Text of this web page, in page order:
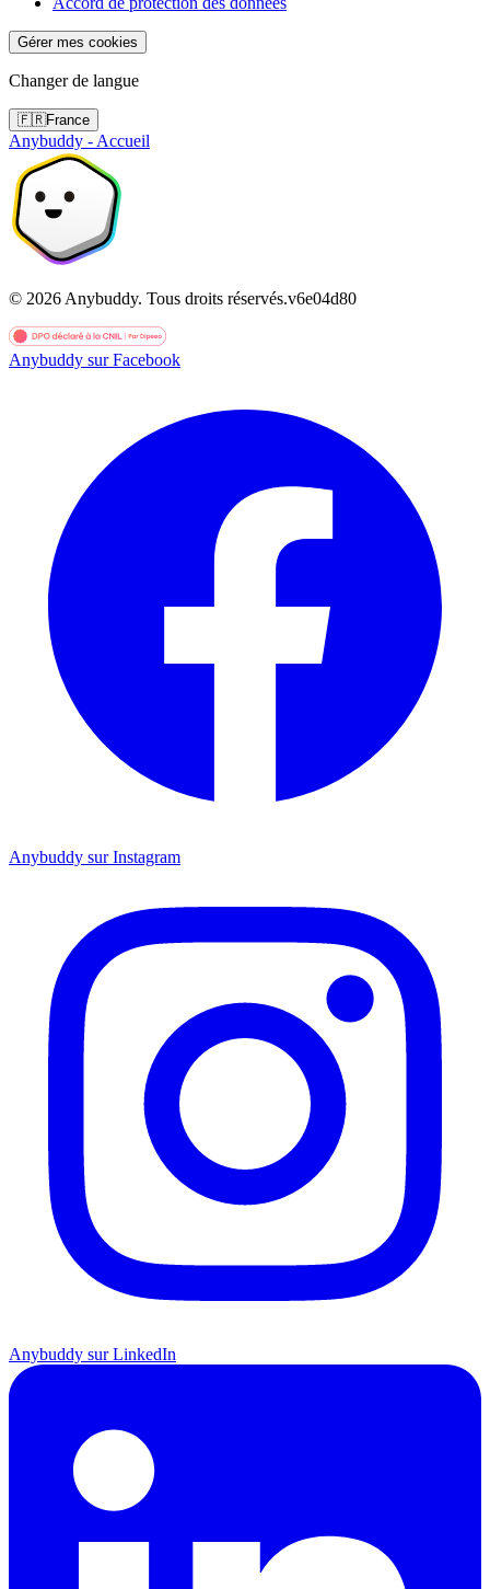
Gérer mes cookies
Changer de langue
🇫🇷France
Anybuddy - Accueil
© 2026Anybuddy. Tous droits réservés.v6e04d80
Anybuddy sur Facebook
Anybuddy sur Instagram
Anybuddy sur LinkedIn